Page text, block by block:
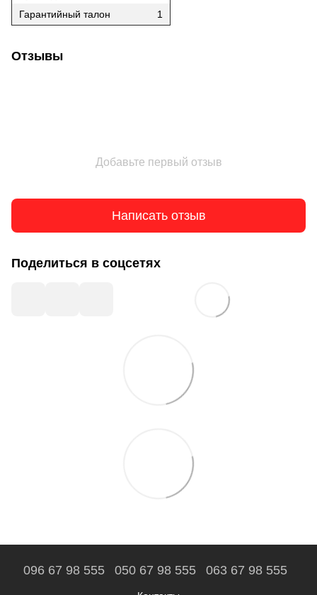
Гарантийный талон
1
Отзывы
Добавьте первый отзыв
Написать отзыв
Поделиться в соцсетях
096 67 98 555 050 67 98 555 063 67 98 555